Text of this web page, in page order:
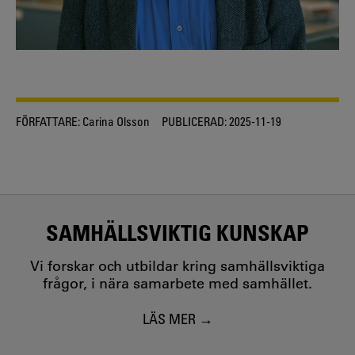
FÖRFATTARE: Carina Olsson PUBLICERAD:2025-11-19
SAMHÄLLSVIKTIG KUNSKAP
Vi forskar och utbildar kring samhällsviktiga
frågor, i nära samarbete med samhället.
LÄS MER